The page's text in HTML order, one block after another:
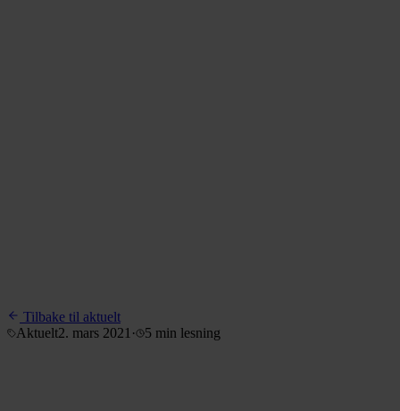
Tilbake til aktuelt
Aktuelt2. mars 2021 · 5 min lesning